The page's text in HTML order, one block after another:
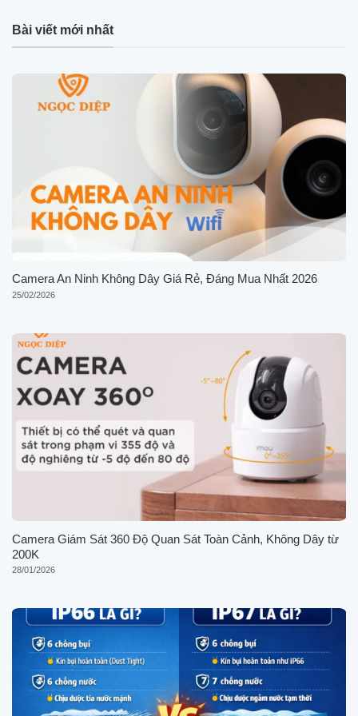
Bài viết mới nhất
Camera An Ninh Không Dây Giá Rẻ, Đáng Mua Nhất 2026
25/02/2026
Camera Giám Sát 360 Độ Quan Sát Toàn Cảnh, Không Dây từ
200K
28/01/2026